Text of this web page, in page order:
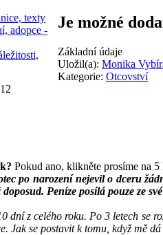
texty
adopce -
Je možné
Základní údaje
Uložil(a): Monika
Kategorie: Otcovství
Pokud ano, klikněte prosíme na
po narození nejevil o dceru
Peníze posílá pouze ze
dní z celého roku. Po 3 letech se
Jak se postavit k tomu, když mě